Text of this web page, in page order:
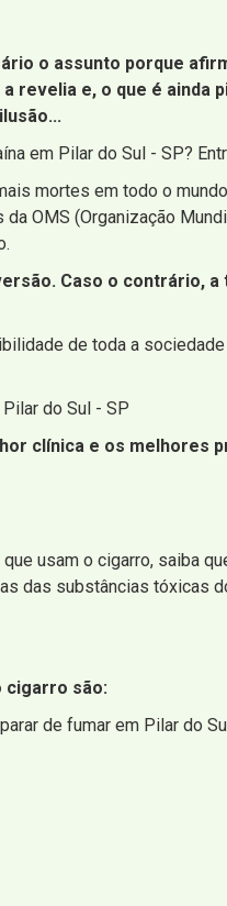
o assunto porque
revelia e, o que é ainda
em Pilar do Sul - SP?
mortes em todo o
OMS (Organização
Caso o contrário, a
de toda a
do Sul - SP
clínica e os melhores
usam o cigarro, saiba
das substâncias tóxicas
cigarro são:
de fumar em Pilar do